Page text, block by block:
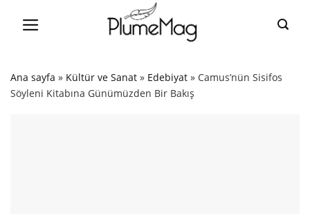
Ana sayfa » Kültür ve Sanat » Edebiyat » Camus’nün Sisifos
Söyleni Kitabına Günümüzden Bir Bakış